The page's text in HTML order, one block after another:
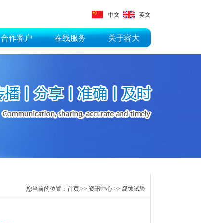
中文 英文
关于容大
在线服务
合作客户
您当前的位置： 首页>> 资讯中心>> 腐蚀试验